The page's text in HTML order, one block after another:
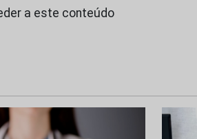
a este conteúdo